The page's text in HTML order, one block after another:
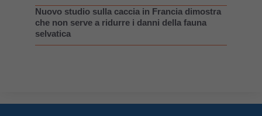
Nuovo studio sulla caccia in Francia dimostra
che non serve a ridurre i danni della fauna
selvatica